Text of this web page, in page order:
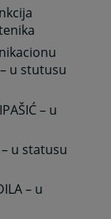
u stutusu
– u
u statusu
– u